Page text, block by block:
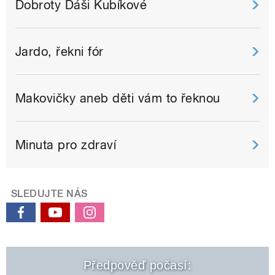
Dobroty Dáši Kubíkové
Jardo, řekni fór
Makovičky aneb děti vám to řeknou
Minuta pro zdraví
SLEDUJTE NÁS
Předpověď počasí: